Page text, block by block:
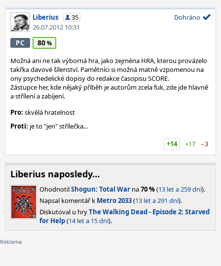
Liberius
35
26.07.2012 10:31
Dohráno
PC 80
Možná ani ne tak výborná hra, jako zejména HRA, kterou provázelo
takřka davové šílenství. Pamětníci si možná matně vzpomenou na
ony psychedelické dopisy do redakce časopisu SCORE.
Zástupce her, kde nějaký příběh je autorům zcela fuk, zde jde hlavně
a střílení a zabíjení.
Pro: skvělá hratelnost
Proti: je to "jen" střílečka...
+14
+17 −3
Liberius naposledy…
OhodnotilShogun: Total War na70 %(13 let a 259 dní).
Napsal komentář k Metro 2033(13 let a 291 dní).
Diskutoval u hryThe Walking Dead - Episode 2: Starved
for Help(14 let a 15 dní).